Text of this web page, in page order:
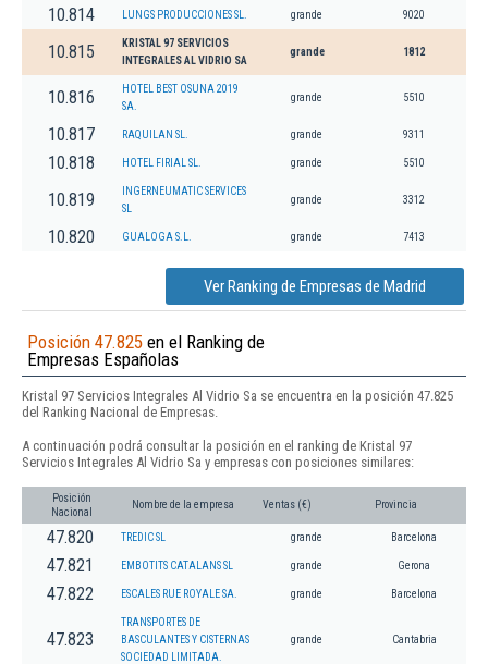
10.814 LUNGS PRODUCCIONES SL. grande 9020
10.815
KRISTAL 97 SERVICIOS
INTEGRALES AL VIDRIO SA
grande 1812
10.816
HOTEL BEST OSUNA 2019
SA.
grande 5510
10.817 RAQUILAN SL. grande 9311
10.818 HOTEL FIRIAL SL. grande 5510
10.819
INGERNEUMATIC SERVICES
SL
grande 3312
10.820 GUALOGA S.L. grande 7413
Ver Ranking de Empresas de Madrid
Posición 47.825 en el Ranking de
Empresas Españolas
Kristal 97 Servicios Integrales Al Vidrio Sa se encuentra en la posición 47.825
del Ranking Nacional de Empresas.
A continuación podrá consultar la posición en el ranking de Kristal 97
Servicios Integrales Al Vidrio Sa y empresas con posiciones similares:
Posición
Nacional
Nombre de la empresa Ventas (€) Provincia
47.820 TREDIC SL grande Barcelona
47.821 EMBOTITS CATALANS SL grande Gerona
47.822 ESCALES RUE ROYALE SA. grande Barcelona
47.823
TRANSPORTES DE
BASCULANTES Y CISTERNAS
SOCIEDAD LIMITADA.
grande Cantabria